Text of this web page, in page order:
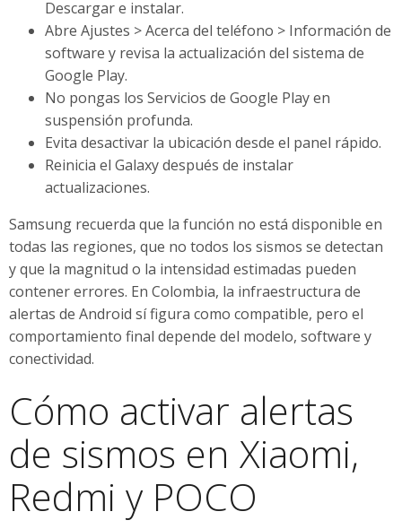
Descargar e instalar.
Abre Ajustes > Acerca del teléfono > Información de
software y revisa la actualización del sistema de
Google Play.
No pongas los Servicios de Google Play en
suspensión profunda.
Evita desactivar la ubicación desde el panel rápido.
Reinicia el Galaxy después de instalar
actualizaciones.
Samsung recuerda que la función no está disponible en
todas las regiones, que no todos los sismos se detectan
y que la magnitud o la intensidad estimadas pueden
contener errores. En Colombia, la infraestructura de
alertas de Android sí figura como compatible, pero el
comportamiento final depende del modelo, software y
conectividad.
Cómo activar alertas
de sismos en Xiaomi,
Redmi y POCO